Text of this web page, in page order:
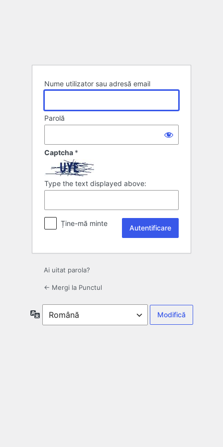
Nume utilizator sau adresă email
Parolă
Captcha *
Type the text displayed above:
Ține-mă minte
Ai uitat parola?
← Mergi la Punctul
Limbă